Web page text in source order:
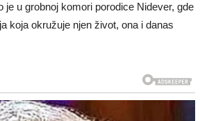
u grobnoj komori porodice Nidever, gde
koja okružuje njen život, ona i danas